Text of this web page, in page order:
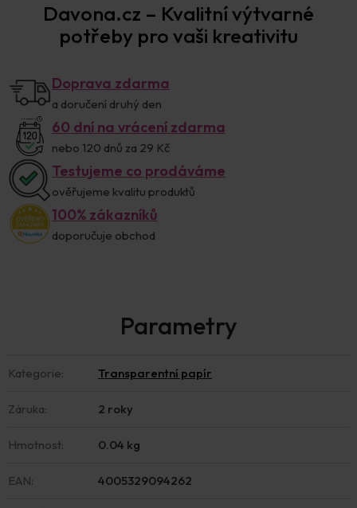
Davona.cz – Kvalitní výtvarné
potřeby pro vaši kreativitu
Doprava zdarma
a doručení druhý den
60 dní na vrácení zdarma
nebo 120 dnů za 29 Kč
Testujeme co prodáváme
ověřujeme kvalitu produktů
100% zákazníků
doporučuje obchod
Kategorie: Transparentní papír
Záruka: 2 roky
Hmotnost: 0.04 kg
EAN: 4005329094262